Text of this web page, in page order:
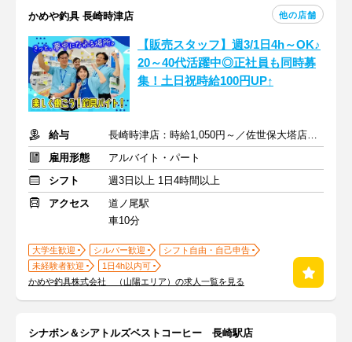
かめや釣具 長崎時津店 他の店舗
【販売スタッフ】週3/1日4h～OK♪
20～40代活躍中◎正社員も同時募
集！土日祝時給100円UP↑
給与
長崎時津店：時給1,050円～／佐世保大塔店：時給1,200円～
雇用形態
アルバイト・パート
シフト
週3日以上 1日4時間以上
アクセス
道ノ尾駅
車10分
大学生歓迎 シルバー歓迎
シフト自由・自己申告
未経験者歓迎
1日4h以内可
かめや釣具株式会社 （山陽エリア）の求人一覧を見る
シナボン＆シアトルズベストコーヒー 長崎駅店